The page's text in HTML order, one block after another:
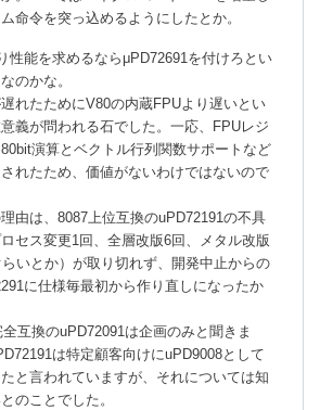
命令を突っ込めるようにしたとか。
性能を求めるならμPD72691を付けろとい
のかな。
れたためにV80の内蔵FPUより遅いとい
義が問われる石でした。一応、FPUレジ
演算とベクトル行列関数サポートなど
れたため、価値がないわけではないので
由は、8087上位互換のuPD72191の不具
セス変更1回、全層改版6回、メタル改版
いとか）が取り切れず、開発中止からの
に仕様毎最初から作り直しになったか
全互換のuPD72091は企画のみと聞きま
は特定顧客向けにuPD9008として
と言われていますが、それについては知
のことでした。